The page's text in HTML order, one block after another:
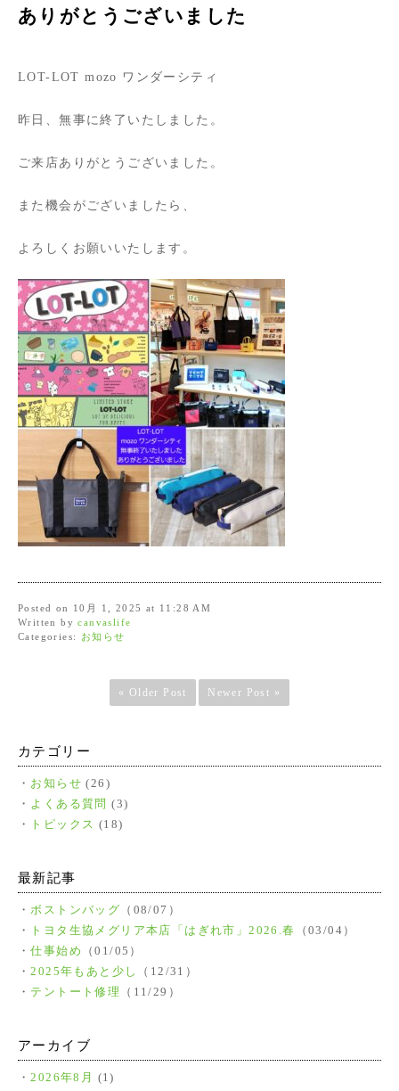
ありがとうございました
LOT-LOT mozo ワンダーシティ
昨日、無事に終了いたしました。
ご来店ありがとうございました。
また機会がございましたら、
よろしくお願いいたします。
Posted on 10月 1, 2025 at 11:28 AM
Written bycanvaslife
Categories: お知らせ
« Older Post Newer Post »
カテゴリー
お知らせ (26)
よくある質問 (3)
トピックス (18)
最新記事
ボストンバッグ （08/07）
トヨタ生協メグリア本店「はぎれ市」2026.春
（03/04）
仕事始め
（01/05）
2025年もあと少し
（12/31）
テントート修理
（11/29）
アーカイブ
2026年8月
(1)